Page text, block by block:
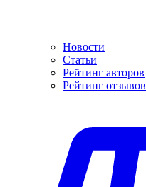
Новости
Статьи
Рейтинг авторов
Рейтинг отзывов